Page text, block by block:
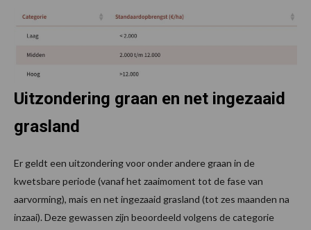
Uitzondering graan en net ingezaaid
grasland
Er geldt een uitzondering voor onder andere graan in de
kwetsbare periode (vanaf het zaaimoment tot de fase van
aarvorming), mais en net ingezaaid grasland (tot zes maanden na
inzaai). Deze gewassen zijn beoordeeld volgens de categorie